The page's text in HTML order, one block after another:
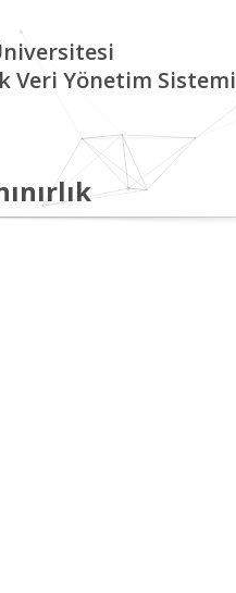
Veri Yönetim Sistemi